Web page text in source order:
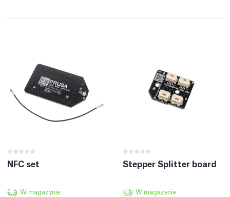
NFC set
W magazynie
Stepper Splitter board
W magazynie